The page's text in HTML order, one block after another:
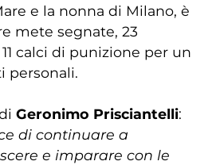
e la nonna di Milano, è
mete segnate, 23
calci di punizione per un
personali.
Geronimo Prisciantelli:
di continuare a
e imparare con le